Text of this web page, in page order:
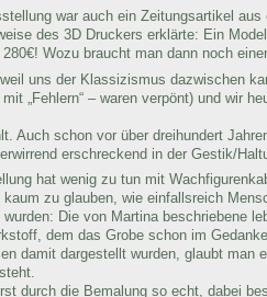
war auch ein Zeitungsartikel
des 3D Druckers erklärte: Ein
Wozu braucht man dann noch
uns der Klassizismus dazwischen
„Fehlern“ – waren verpönt) und wir
Auch schon vor über dreihundert
erschreckend in der Gestik/
hat wenig zu tun mit
zu glauben, wie einfallsreich
wurden: Die von Martina beschriebene
dem das Grobe schon im
damit dargestellt wurden, glaubt man
durch die Bemalung so echt, dabei